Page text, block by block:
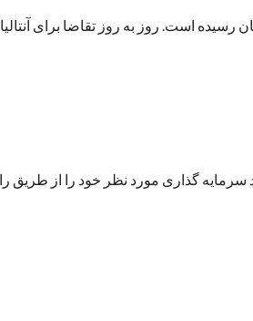
است. روز به روز تقاضا برای آنتالیا
گذاری مورد نظر خود را از طریق